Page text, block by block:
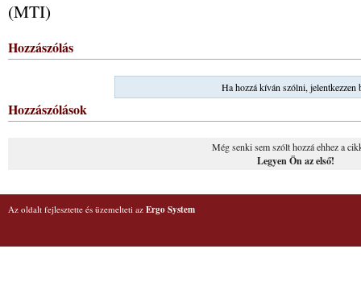
(MTI)
Hozzászólás
Ha hozzá kíván szólni, jelentkezzen
Hozzászólások
Még senki sem szólt hozzá ehhez a
Legyen Ön az első!
Az oldalt fejlesztette és üzemelteti az Ergo System